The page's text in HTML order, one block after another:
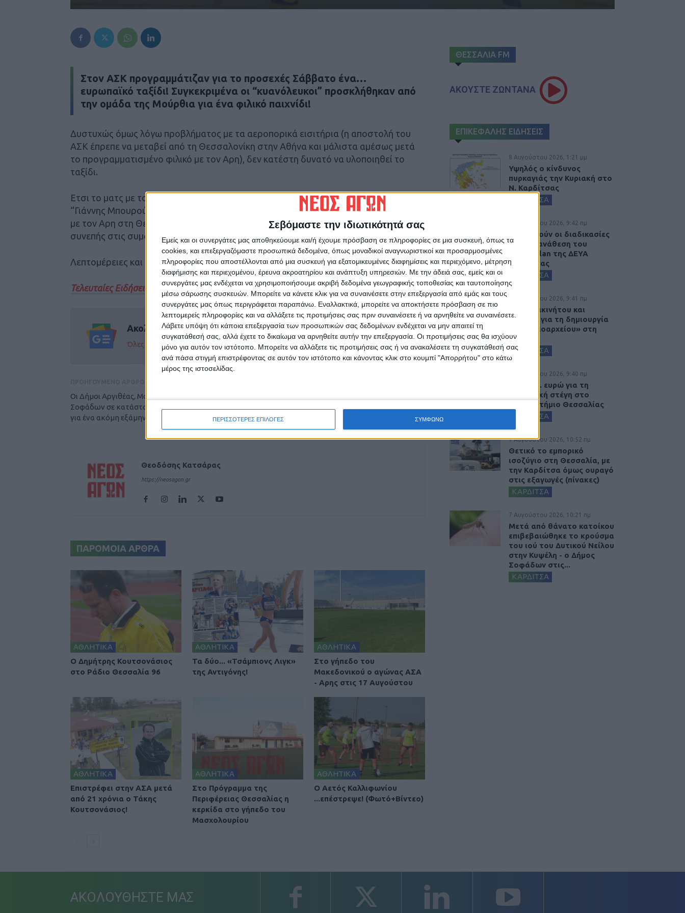
Σεβόμαστε την ιδιωτικότητά σας
Εμείς και οι συνεργάτες μας αποθηκεύουμε και/ή έχουμε πρόσβαση σε πληροφορίες σε μια συσκευή, όπως τα
cookies, και επεξεργαζόμαστε προσωπικά δεδομένα, όπως μοναδικοί αναγνωριστικοί και προσαρμοσμένες
πληροφορίες που αποστέλλονται από μια συσκευή για εξατομικευμένες διαφημίσεις και περιεχόμενο, μέτρηση
διαφήμισης και περιεχομένου, έρευνα ακροατηρίου και ανάπτυξη υπηρεσιών. Με την άδειά σας, εμείς και οι
συνεργάτες μας ενδέχεται να χρησιμοποιήσουμε ακριβή δεδομένα γεωγραφικής τοποθεσίας και ταυτοποίησης
μέσω σάρωσης συσκευών. Μπορείτε να κάνετε κλικ για να συναινέσετε στην επεξεργασία από εμάς και τους
συνεργάτες μας όπως περιγράφεται παραπάνω. Εναλλακτικά, μπορείτε να αποκτήσετε πρόσβαση σε πιο
λεπτομερείς πληροφορίες και να αλλάξετε τις προτιμήσεις σας πριν συναινέσετε ή να αρνηθείτε να συναινέσετε.
Λάβετε υπόψη ότι κάποια επεξεργασία των προσωπικών σας δεδομένων ενδέχεται να μην απαιτεί τη
συγκατάθεσή σας, αλλά έχετε το δικαίωμα να αρνηθείτε αυτήν την επεξεργασία. Οι προτιμήσεις σας θα ισχύουν
μόνο για αυτόν τον ιστότοπο. Μπορείτε να αλλάξετε τις προτιμήσεις σας ή να ανακαλέσετε τη συγκατάθεσή σας
ανά πάσα στιγμή επιστρέφοντας σε αυτόν τον ιστότοπο και κάνοντας κλικ στο κουμπί "Απορρήτου" στο κάτω
μέρος της ιστοσελίδας.
ΠΕΡΙΣΣΟΤΕΡΕΣ ΕΠΙΛΟΓΕΣ ΣΥΜΦΩΝΩ
Στον ΑΣΚ προγραμμάτιζαν για το προσεχές Σάββατο ένα…
ευρωπαϊκό ταξίδι! Συγκεκριμένα οι “κυανόλευκοι” προσκλήθηκαν από
την ομάδα της Μούρθια για ένα φιλικό παιχνίδι!
Δυστυχώς όμως λόγω προβλήματος με τα αεροπορικά εισιτήρια (η αποστολή του
ΑΣΚ έπρεπε να μεταβεί από τη Θεσσαλονίκη στην Αθήνα και μάλιστα αμέσως μετά
το προγραμματισμένο φιλικό με τον Αρη), δεν κατέστη δυνατό να υλοποιηθεί το
ταξίδι.
Ετσι το ματς με τον ΠΑΟΚ που προς στιγμήν ακυρώθηκε, θα γίνει κανονικά στο
“Γιάννης Μπουρούσης” το προσεχές Σάββατο. Οπως βέβαια και το αυριανό φιλικό
με τον Αρη στη Θεσσαλονίκη καθώς η ομάδα της Καρδίτσας θέλησε να είναι
συνεπής στις συμφωνίες της παρότι είχε την πρόκληση του ταξιδιού στην Ισπανία.
Λεπτομέρειες και αναλυτικό ρεπορτάζ στο “ΝΕΟ ΑΓΩΝΑ” της Πέμπτης…
Τελευταίες Ειδήσεις Σήμερα
Ακολούθησε την εφημερίδα ΝΕΟΣ ΑΓΩΝ στο Google News!
Όλες οι εξελίξεις στην περιοχή της Καρδίτσας και ευρύτερα της Θεσσαλίας
Oι Δήμοι Αργιθέας, Μουζακίου, Λ. Πλαστήρα και
Σοφάδων σε κατάσταση πολιτικής προστασίας
για ένα ακόμη εξάμηνο
Κύπελλο Ελλάδος!!!
Θεοδόσης Κατσάρας
https://neosagon.gr
ΠΑΡΟΜΟΙΑ ΑΡΘΡΑ
ΑΘΛΗΤΙΚΑ
Ο Δημήτρης Κουτσονάσιος
στο Ράδιο Θεσσαλία 96
ΑΘΛΗΤΙΚΑ
Τα δύο... «Τσάμπιονς Λιγκ»
της Αντιγόνης!
ΑΘΛΗΤΙΚΑ
Στο γήπεδο του
Μακεδονικού ο αγώνας ΑΣΑ
- Αρης στις 17 Αυγούστου
ΑΘΛΗΤΙΚΑ
Επιστρέφει στην ΑΣΑ μετά
από 21 χρόνια ο Τάκης
Κουτσονάσιος!
ΑΘΛΗΤΙΚΑ
Στο Πρόγραμμα της
Περιφέρειας Θεσσαλίας η
κερκίδα στο γήπεδο του
Μασχολουρίου
ΑΘΛΗΤΙΚΑ
Ο Αετός Καλλιφωνίου
...επέστρεψε! (Φωτό+Βίντεο)
ΘΕΣΣΑΛΙΑ FM
ΑΚΟΥΣΤΕ ΖΩΝΤΑΝΑ
ΕΠΙΚΕΦΑΛΗΣ ΕΙΔΗΣΕΙΣ
8 Αυγούστου 2026, 1:21 μμ
Υψηλός ο κίνδυνος
πυρκαγιάς την Κυριακή στο
Ν. Καρδίτσας
ΚΑΡΔΙΤΣΑ
8 Αυγούστου 2026, 9:42 πμ
Προχωρούν οι διαδικασίες
για την ανάθεση του
masterplan της ΔΕΥΑ
Καρδίτσας
ΚΑΡΔΙΤΣΑ
8 Αυγούστου 2026, 9:41 πμ
Δωρεά ακινήτου και
μελέτης για τη δημιουργία
«Κειμηλιοαρχείου» στη
Ρεντίνα
ΚΑΡΔΙΤΣΑ
8 Αυγούστου 2026, 9:40 πμ
2,3 εκατ. ευρώ για τη
φοιτητική στέγη στο
Πανεπιστήμιο Θεσσαλίας
ΚΑΡΔΙΤΣΑ
7 Αυγούστου 2026, 10:52 πμ
Θετικό το εμπορικό
ισοζύγιο στη Θεσσαλία, με
την Καρδίτσα όμως ουραγό
στις εξαγωγές (πίνακες)
ΚΑΡΔΙΤΣΑ
7 Αυγούστου 2026, 10:21 πμ
Μετά από θάνατο κατοίκου
επιβεβαιώθηκε το κρούσμα
του ιού του Δυτικού Νείλου
στην Κυψέλη - ο Δήμος
Σοφάδων στις...
ΚΑΡΔΙΤΣΑ
ΑΚΟΛΟΥΘΗΣΤΕ ΜΑΣ